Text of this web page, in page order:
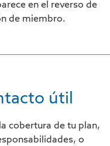
en el reverso de
de miembro.
útil
cobertura de tu plan,
o